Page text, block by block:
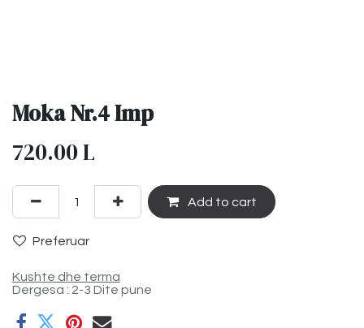
Moka Nr.4 Imp
720.00L
Add to cart
Preferuar
Kushte dhe terma
Dergesa : 2-3 Dite pune